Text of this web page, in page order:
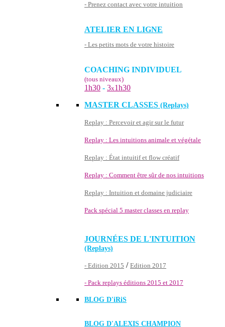
- Prenez contact avec votre intuition
ATELIER EN LIGNE
- Les petits mots de votre histoire
COACHING INDIVIDUEL
(tous niveaux)
1h30 - 3x1h30
MASTER CLASSES (Replays)
Replay : Percevoir et agir sur le futur
Replay : Les intuitions animale et végétale
Replay : État intuitif et flow créatif
Replay : Comment être sûr de nos intuitions
Replay : Intuition et domaine judiciaire
Pack spécial 5 master classes en replay
JOURNÉES DE L'INTUITION
(Replays)
- Edition 2015 / Edition 2017
- Pack replays éditions 2015 et 2017
BLOG D'iRiS
BLOG D'ALEXIS CHAMPION